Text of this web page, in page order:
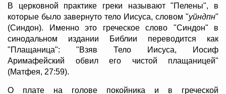
В церковной практике греки называют "Пелены", в
которые было завернуто тело Иисуса, словом "уйндпн"
(Синдон). Именно это греческое слово "Синдон" в
синодальном издании Библии переводится как
"Плащаница": "Взяв Тело Иисуса, Иосиф
Аримафейский обвил его чистой плащаницей"
(Матфея, 27:59).
О плате на голове покойника и в греческой